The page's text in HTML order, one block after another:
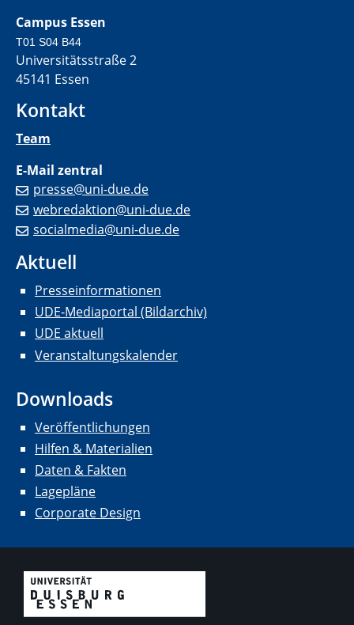
Campus Essen
T01 S04 B44
Universitätsstraße 2
45141 Essen
Kontakt
Team
E-Mail zentral
presse@uni-due.de
webredaktion@uni-due.de
socialmedia@uni-due.de
Aktuell
Presseinformationen
UDE-Mediaportal (Bildarchiv)
UDE aktuell
Veranstaltungskalender
Downloads
Veröffentlichungen
Hilfen & Materialien
Daten & Fakten
Lagepläne
Corporate Design